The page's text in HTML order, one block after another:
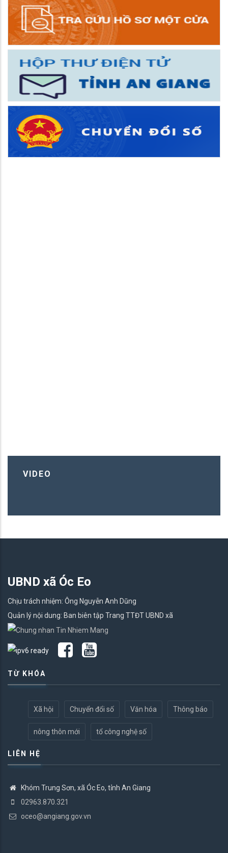
VIDEO
UBND xã Óc Eo
Chịu trách nhiệm: Ông Nguyễn Anh Dũng
Quản lý nội dung: Ban biên tập Trang TTĐT UBND xã
TỪ KHÓA
Xã hội Chuyển đổi số Văn hóa Thông báo
nông thôn mới tổ công nghệ số
LIÊN HỆ
Khóm Trung Sơn, xã Óc Eo, tỉnh An Giang
02963.870.321
oceo@angiang.gov.vn